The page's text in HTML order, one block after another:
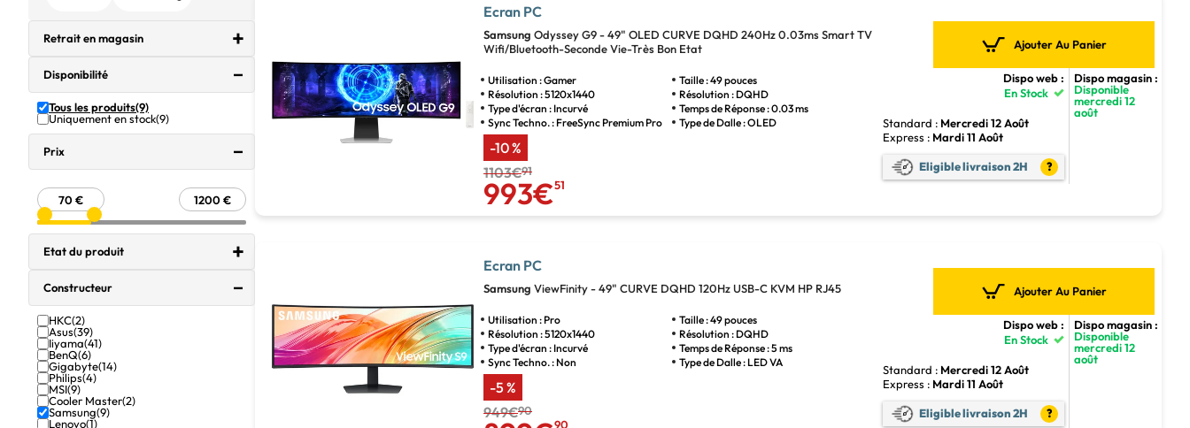
Retrait en magasin
Disponibilité
Tous les produits(9)
Uniquement en stock(9)
Prix
Etat du produit
Constructeur
HKC(2)
Asus(39)
Iiyama(41)
BenQ(6)
Gigabyte(14)
Philips(4)
MSI(9)
Cooler Master(2)
Samsung(9)
Lenovo(1)
Ecran PC
Samsung Odyssey G9 - 49" OLED CURVE DQHD 240Hz 0.03ms Smart TV
Wifi/Bluetooth-Seconde Vie-Très Bon Etat
Utilisation : Gamer
Taille : 49 pouces
Résolution : 5120x1440
Résolution : DQHD
Type d'écran : Incurvé
Temps de Réponse : 0.03 ms
Sync Techno. : FreeSync Premium Pro
Type de Dalle : OLED
-10 %
1103€91
993€51
Ajouter Au Panier
Dispo web :
En Stock
Standard : Mercredi 12 Août
Express : Mardi 11 Août
Eligible livraison 2H ?
Dispo magasin :
Disponible
mercredi 12
août
Ecran PC
Samsung ViewFinity - 49" CURVE DQHD 120Hz USB-C KVM HP RJ45
Utilisation : Pro
Taille : 49 pouces
Résolution : 5120x1440
Résolution : DQHD
Type d'écran : Incurvé
Temps de Réponse : 5 ms
Sync Techno. : Non
Type de Dalle : LED VA
-5 %
949€90
90
Ajouter Au Panier
Dispo web :
En Stock
Standard : Mercredi 12 Août
Express : Mardi 11 Août
Eligible livraison 2H ?
Dispo magasin :
Disponible
mercredi 12
août